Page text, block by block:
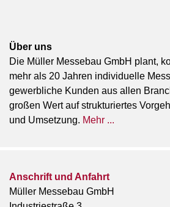
Über uns
Die Müller Messebau GmbH plant,
mehr als 20 Jahren individuelle
gewerbliche Kunden aus allen
großen Wert auf strukturiertes
und Umsetzung. Mehr ...
Anschrift und Anfahrt
Müller Messebau GmbH